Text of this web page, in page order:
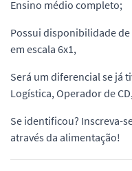
Ensino médio completo;
Possui disponibilidade
em escala 6x1,
Será um diferencial se já
Logística, Operador de
Se identificou? Inscreva-
através da alimentação!